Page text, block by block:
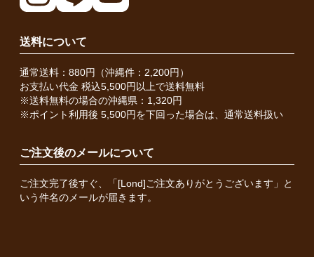
送料について
通常送料：880円（沖縄件：2,200円）
お支払い代金 税込5,500円以上で送料無料
※送料無料の場合の沖縄県：1,320円
※ポイント利用後 5,500円を下回った場合は、通常送料扱い
ご注文後のメールについて
ご注文完了後すぐ、「[Lond]ご注文ありがとうございます」と
いう件名のメールが届きます。